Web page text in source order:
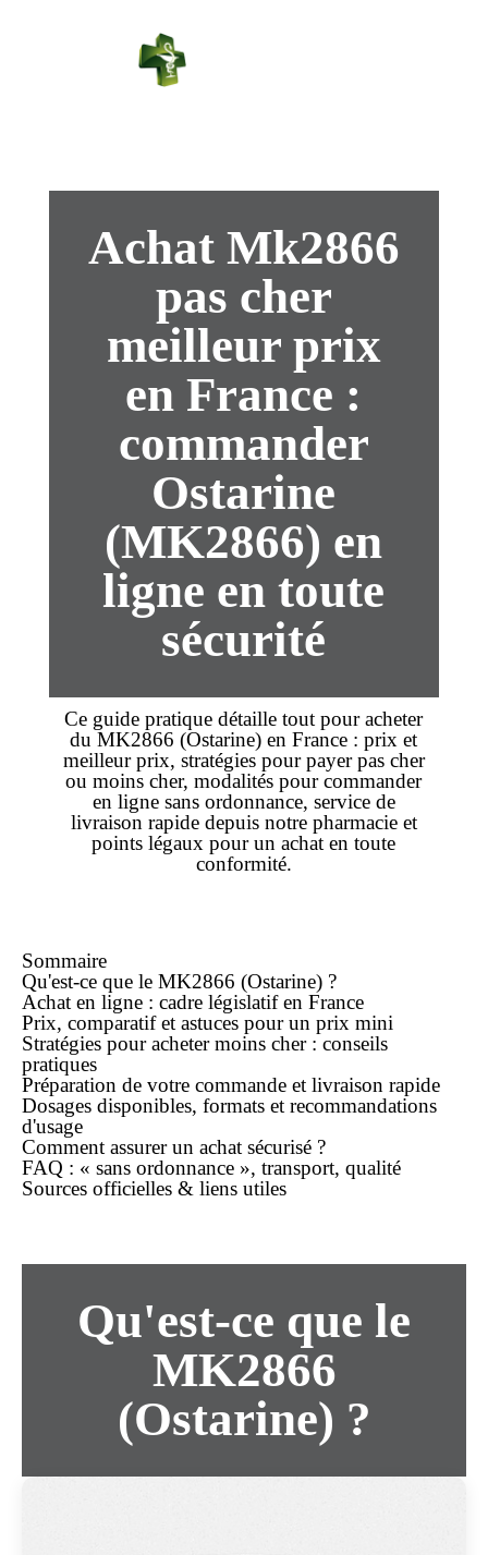
Achat Mk2866
pas cher
meilleur prix
en France :
commander
Ostarine
(MK2866) en
ligne en toute
sécurité
Ce guide pratique détaille tout pouracheter
du MK2866 (Ostarine) en France :prix et
meilleur prix, stratégies pour payerpas cher
oumoins cher, modalités pourcommander
en ligne sans ordonnance, service de
livraison rapide depuis notre pharmacie et
points légaux pour unachat en toute
conformité.
Sommaire
Qu'est-ce que le MK2866 (Ostarine) ?
Achat en ligne : cadre législatif en France
Prix, comparatif et astuces pour un prix mini
Stratégies pour achetermoins cher: conseils
pratiques
Préparation de votre commande et livraison rapide
Dosages disponibles, formats et recommandations
d'usage
Comment assurer un achat sécurisé ?
FAQ : « sans ordonnance », transport, qualité
Sources officielles & liens utiles
Qu'est-ce que le
MK2866
(Ostarine) ?